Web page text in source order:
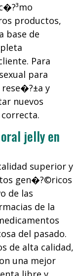
productos,
base de
Para
para
y
nuevos
jelly en
superior y
gen�?©ricos
de las
de la
del pasado.
de alta calidad,
una mejor